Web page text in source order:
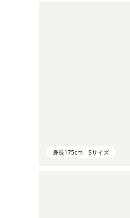
身長175cm Sサイズ